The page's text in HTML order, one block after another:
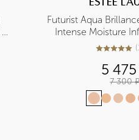
ESTEE
Futurist Aqua
Intense Moisture
Тональный крем,
5из 5143 (
5 475
7 300 ¤